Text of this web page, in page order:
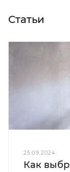
Статьи
25.09.2024
Как